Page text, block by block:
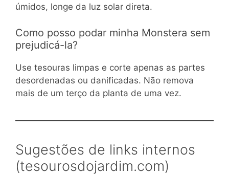
úmidos, longe da luz solar direta.
Como posso podar minha Monstera sem
prejudicá-la?
Use tesouras limpas e corte apenas as partes
desordenadas ou danificadas. Não remova
mais de um terço da planta de uma vez.
Sugestões de links internos
(tesourosdojardim.com)